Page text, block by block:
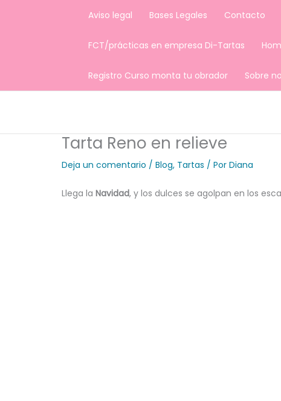
Aviso legal Bases Legales Contacto
FCT/prácticas en empresa Di-Tartas
Registro Curso monta tu obrador Sobre
Tarta Reno en relieve
Deja un comentario / Blog, Tartas / Por Diana
Llega la Navidad, y los dulces se agolpan en los